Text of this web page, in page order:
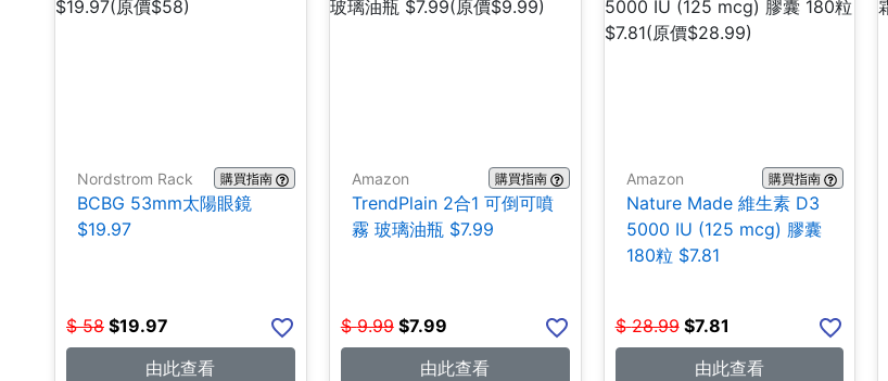
Nordstrom Rack 購買指南
BCBG 53mm太陽眼鏡
$19.97
$ 58 $19.97
由此查看
Amazon 購買指南
TrendPlain 2合1 可倒可噴
霧 玻璃油瓶 $7.99
$ 9.99 $7.99
由此查看
Amazon 購買指南
Nature Made 維生素 D3
5000 IU (125 mcg) 膠囊
180粒 $7.81
$ 28.99 $7.81
由此查看